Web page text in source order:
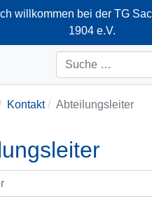
willkommen bei der TG
1904 e.V.
+49-69-
Suchen
Kontakt Abteilungsleiter